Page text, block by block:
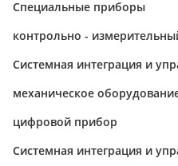
Специальные приборы
контрольно -
р
Системная интеграция и
механическое
цифровой прибор
Системная интеграция и